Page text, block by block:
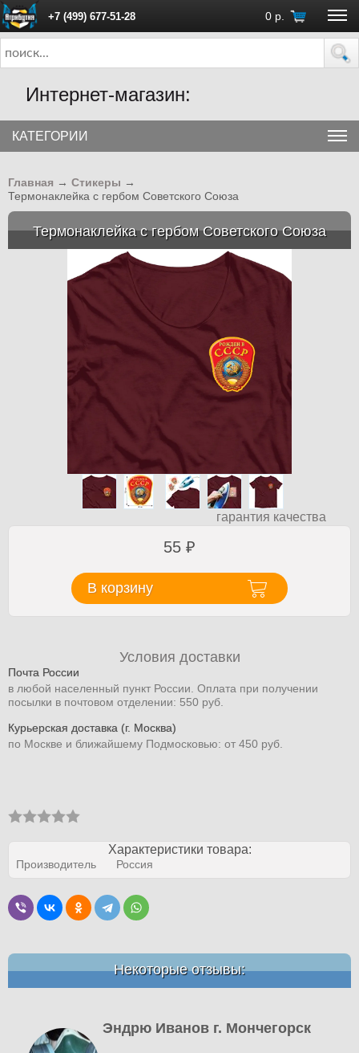
+7 (499) 677-51-28 0 р.
ПН - ПТ с 10:00 до 18:00 (Москва)
Интернет-магазин:
КАТЕГОРИИ
Главная → Стикеры →
Термонаклейка с гербом Советского Союза
Термонаклейка с гербом Советского Союза
гарантия качества
55 ₽
В корзину
Условия доставки
Почта России
в любой населенный пункт России. Оплата при получении
посылки в почтовом отделении: 550 руб.
Курьерская доставка (г. Москва)
по Москве и ближайшему Подмосковью: от 450 руб.
Характеристики товара:
Производитель Россия
Некоторые отзывы:
Эндрю Иванов г. Мончегорск